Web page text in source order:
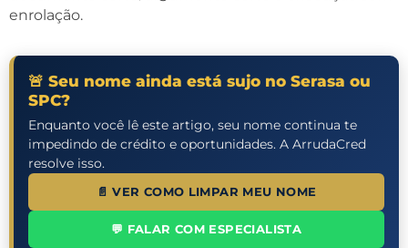
enrolação.
🚨 Seu nome ainda está sujo no Serasa ou
SPC?
Enquanto você lê este artigo, seu nome continua te
impedindo de crédito e oportunidades. A ArrudaCred
resolve isso.
📄 VER COMO LIMPAR MEU NOME
💬 FALAR COM ESPECIALISTA